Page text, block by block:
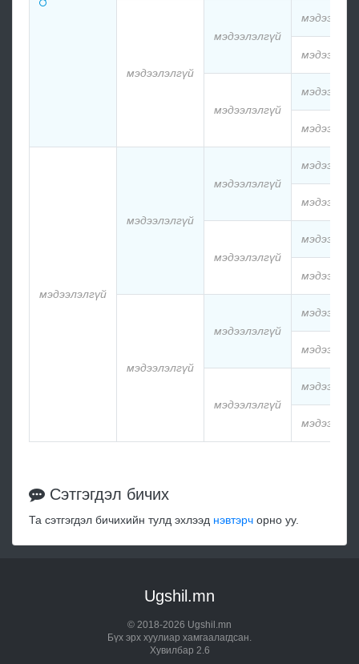
мэдээлэлгүй
мэдээлэлгүй
мэдээлэлгүй
мэдээлэлгүй
мэдээлэлгүй
мэдээлэлгүй
мэдээлэлгүй
мэдээлэлгүй
мэдээлэлгүй
мэдээлэлгүй
Сэтгэгдэл бичих
Та сэтгэгдэл бичихийн тулд эхлээд нэвтэрч орно уу.
Ugshil.mn
© 2018-2026 Ugshil.mn
Бүх эрх хуулиар хамгаалагдсан.
Хувилбар 2.6